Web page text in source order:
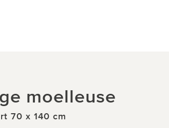
moelleuse
70 x 140 cm